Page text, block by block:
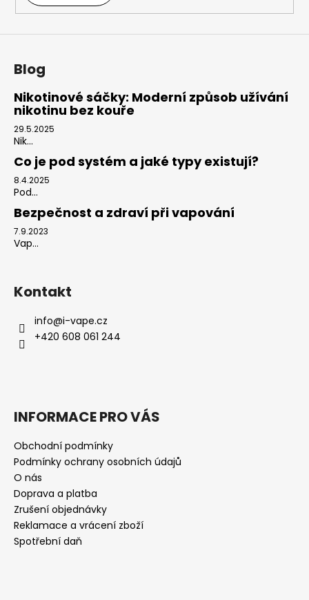
Blog
Nikotinové sáčky: Moderní způsob užívání
nikotinu bez kouře
29.5.2025
Nik...
Co je pod systém a jaké typy existují?
8.4.2025
Pod...
Bezpečnost a zdraví při vapování
7.9.2023
Vap...
Kontakt
info@i-vape.cz
+420 608 061 244
INFORMACE PRO VÁS
Obchodní podmínky
Podmínky ochrany osobních údajů
O nás
Doprava a platba
Zrušení objednávky
Reklamace a vrácení zboží
Spotřební daň